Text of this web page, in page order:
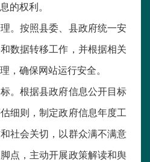
的权利。
理。按照县委、县政府统一安
数据转移工作，并根据相关
，确保网站运行安全。
标。根据县政府信息公开目标
细则，制定政府信息年度工
社会关切，以群众满不满意
点，主动开展政策解读和舆